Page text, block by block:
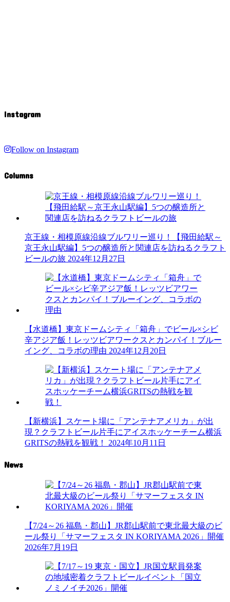
Instagram
Follow on Instagram
Columns
京王線・相模原線沿線ブルワリー巡り！【飛田給駅～
京王永山駅編】5つの醸造所と関連店を訪ねるクラフト
ビールの旅 2024年12月27日
【水道橋】東京ドームシティ「箱舟」でビール×シビ
辛アジア飯！レッツビアワークスとカンパイ！ブルー
イング、コラボの理由 2024年12月20日
【新横浜】スケート場に「アンテナアメリカ」が出
現？クラフトビール片手にアイスホッケーチーム横浜
GRITSの熱戦を観戦！
2024年10月11日
News
【7/24～26 福島・郡山】JR郡山駅前で東北最大級のビ
ール祭り「サマーフェスタ IN KORIYAMA 2026」開催
2026年7月19日